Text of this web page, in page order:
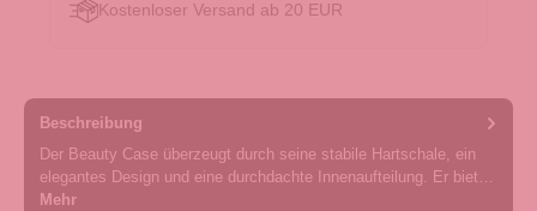
Kostenloser Versand ab 20 EUR
Beschreibung
Der Beauty Case überzeugt durch seine stabile Hartschale, ein
elegantes Design und eine durchdachte Innenaufteilung. Er biet…
Mehr